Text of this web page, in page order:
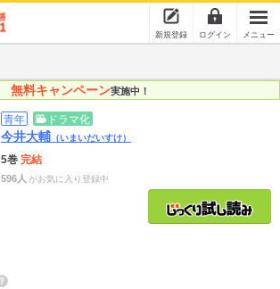
新規登録 ログイン メニュー
無料キャンペーン実施中！
青年 ドラマ化
今井大輔 （いまいだいすけ）
5巻 完結
596人 がお気に入り登録中